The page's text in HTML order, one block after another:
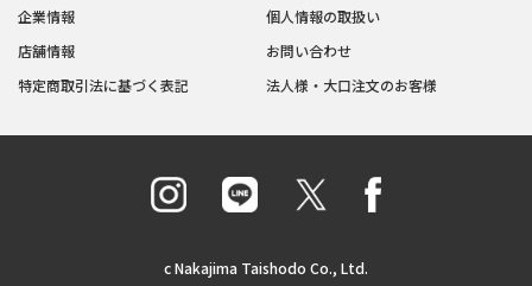
企業情報
店舗情報
特定商取引法に基づく表記
個人情報の取扱い
お問い合わせ
法人様・大口注文のお客様
c Nakajima Taishodo Co., Ltd.